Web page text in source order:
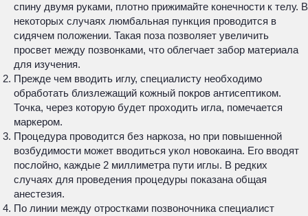
спину двумя руками, плотно прижимайте конечности к телу. В
некоторых случаях люмбальная пункция проводится в
сидячем положении. Такая поза позволяет увеличить
просвет между позвонками, что облегчает забор материала
для изучения.
Прежде чем вводить иглу, специалисту необходимо
обработать близлежащий кожный покров антисептиком.
Точка, через которую будет проходить игла, помечается
маркером.
Процедура проводится без наркоза, но при повышенной
возбудимости может вводиться укол новокаина. Его вводят
послойно, каждые 2 миллиметра пути иглы. В редких
случаях для проведения процедуры показана общая
анестезия.
По линии между отростками позвоночника специалист